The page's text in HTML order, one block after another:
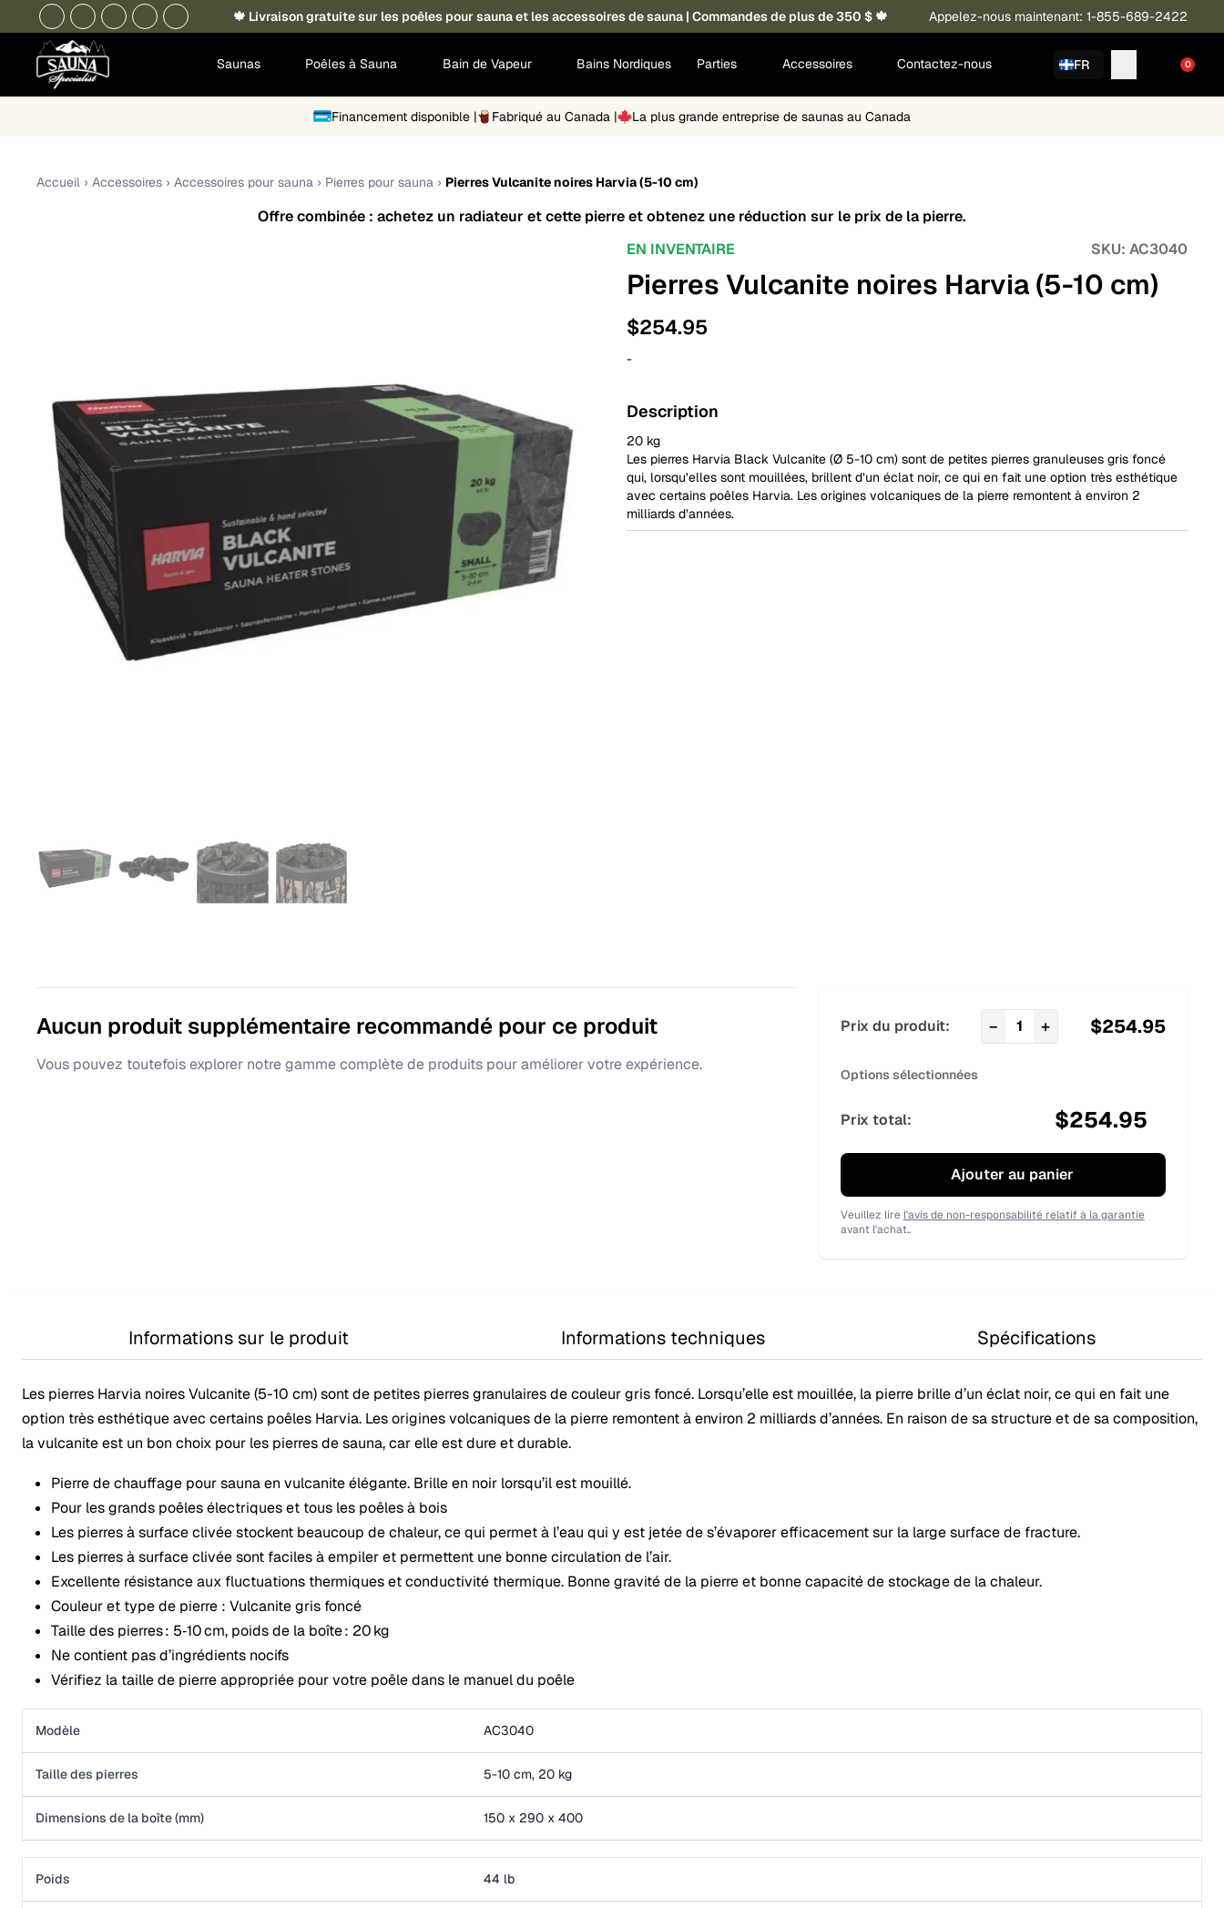
🍁 Livraison gratuite sur les poêles pour sauna et les accessoires de sauna | Commandes de plus de 350 $ 🍁 Appelez-nous maintenant: 1-855-689-2422
Saunas Poêles à Sauna Bain de Vapeur Bains Nordiques Parties Accessoires Contactez-nous FR 0
Financement disponible | Fabriqué au Canada | La plus grande entreprise de saunas au Canada
Accueil › Accessoires › Accessoires pour sauna › Pierres pour sauna › Pierres Vulcanite noires Harvia (5-10 cm)
Offre combinée : achetez un radiateur et cette pierre et obtenez une réduction sur le prix de la pierre.
EN INVENTAIRE
SKU: AC3040
Pierres Vulcanite noires Harvia (5-10 cm)
$254.95
-
Description
20 kg
Les pierres Harvia Black Vulcanite (Ø 5-10 cm) sont de petites pierres granuleuses gris foncé
qui, lorsqu’elles sont mouillées, brillent d’un éclat noir, ce qui en fait une option très esthétique
avec certains poêles Harvia. Les origines volcaniques de la pierre remontent à environ 2
milliards d’années.
Aucun produit supplémentaire recommandé pour ce produit
Vous pouvez toutefois explorer notre gamme complète de produits pour améliorer votre expérience.
Prix du produit: − 1 + $254.95
Options sélectionnées
Prix total: $254.95
Ajouter au panier
Veuillez lire l'avis de non-responsabilité relatif à la garantie
avant l'achat..
Informations sur le produit Informations techniques Spécifications
Les pierres Harvia noires Vulcanite (5-10 cm) sont de petites pierres granulaires de couleur gris foncé. Lorsqu’elle est mouillée, la pierre brille d’un éclat noir, ce qui en fait une
option très esthétique avec certains poêles Harvia. Les origines volcaniques de la pierre remontent à environ 2 milliards d’années. En raison de sa structure et de sa composition,
la vulcanite est un bon choix pour les pierres de sauna, car elle est dure et durable.
Pierre de chauffage pour sauna en vulcanite élégante. Brille en noir lorsqu’il est mouillé.
Pour les grands poêles électriques et tous les poêles à bois
Les pierres à surface clivée stockent beaucoup de chaleur, ce qui permet à l’eau qui y est jetée de s’évaporer efficacement sur la large surface de fracture.
Les pierres à surface clivée sont faciles à empiler et permettent une bonne circulation de l’air.
Excellente résistance aux fluctuations thermiques et conductivité thermique. Bonne gravité de la pierre et bonne capacité de stockage de la chaleur.
Couleur et type de pierre : Vulcanite gris foncé
Taille des pierres : 5‑10 cm, poids de la boîte : 20 kg
Ne contient pas d’ingrédients nocifs
Vérifiez la taille de pierre appropriée pour votre poêle dans le manuel du poêle
Modèle AC3040
Taille des pierres 5-10 cm, 20 kg
Dimensions de la boîte (mm) 150 x 290 x 400
Poids 44 lb